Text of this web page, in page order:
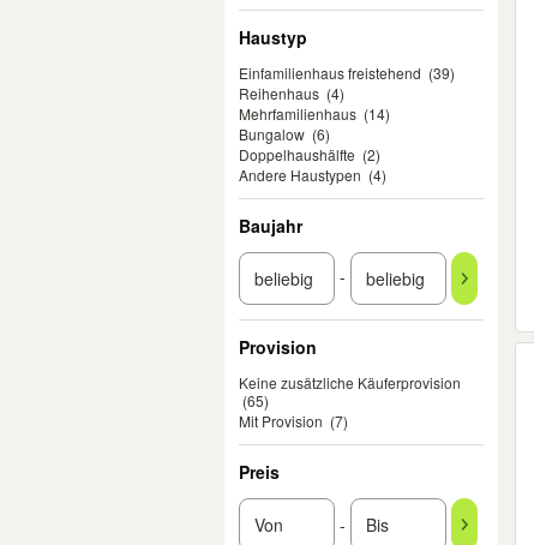
Haustyp
Einfamilienhaus freistehend (39)
Reihenhaus (4)
Mehrfamilienhaus (14)
Bungalow (6)
Doppelhaushälfte (2)
Andere Haustypen (4)
Baujahr
-
Provision
Keine zusätzliche Käuferprovision
(65)
Mit Provision (7)
Preis
-